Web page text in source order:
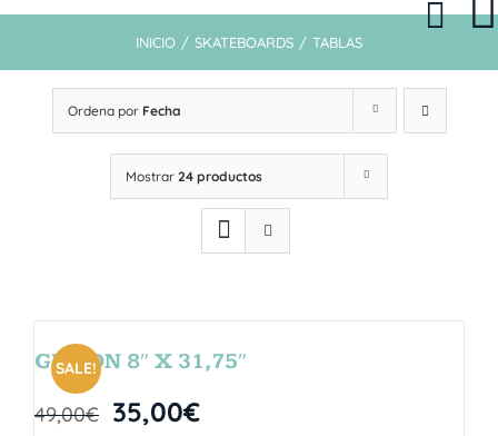
INICIO / SKATEBOARDS / TABLAS
Ordena por Fecha
Mostrar 24 productos
SALE!
GIBSON 8″ X 31,75″
49,00€ 35,00€